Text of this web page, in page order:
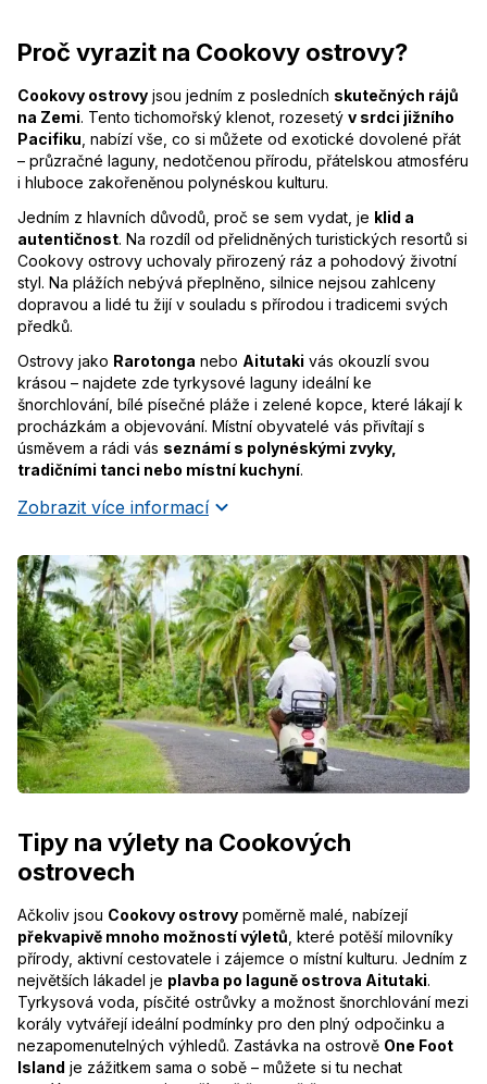
Proč vyrazit na Cookovy ostrovy?
Cookovy ostrovy jsou jedním z posledních skutečných rájů
na Zemi. Tento tichomořský klenot, rozesetý v srdci jižního
Pacifiku , nabízí vše, co si můžete od exotické dovolené přát
– průzračné laguny, nedotčenou přírodu, přátelskou atmosféru
i hluboce zakořeněnou polynéskou kulturu.
Jedním z hlavních důvodů, proč se sem vydat, je klid a
autentičnost. Na rozdíl od přelidněných turistických resortů si
Cookovy ostrovy uchovaly přirozený ráz a pohodový životní
styl. Na plážích nebývá přeplněno, silnice nejsou zahlceny
dopravou a lidé tu žijí v souladu s přírodou i tradicemi svých
předků.
Ostrovy jako Rarotonga nebo Aitutaki vás okouzlí svou
krásou – najdete zde tyrkysové laguny ideální ke
šnorchlování, bílé písečné pláže i zelené kopce, které lákají k
procházkám a objevování. Místní obyvatelé vás přivítají s
úsměvem a rádi vás seznámí s polynéskými zvyky,
tradičními tanci nebo místní kuchyní.
Zobrazit více informací
Tipy na výlety na Cookových
ostrovech
Ačkoliv jsou Cookovy ostrovy poměrně malé, nabízejí
překvapivě mnoho možností výletů , které potěší milovníky
přírody, aktivní cestovatele i zájemce o místní kulturu. Jedním z
největších lákadel je plavba po laguně ostrova Aitutaki.
Tyrkysová voda, písčité ostrůvky a možnost šnorchlování mezi
korály vytvářejí ideální podmínky pro den plný odpočinku a
nezapomenutelných výhledů. Zastávka na ostrově One Foot
Island je zážitkem sama o sobě – můžete si tu nechat